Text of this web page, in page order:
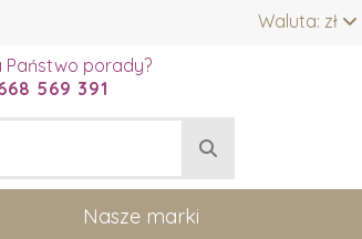
Waluta: zł
Państwo porady?
569 391
Nasze marki